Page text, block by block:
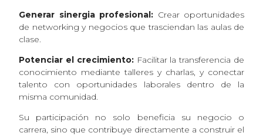
Generar sinergia profesional: Crear oportunidades
de networking y negocios que trasciendan las aulas de
clase.
Potenciar el crecimiento:Facilitar la transferencia de
conocimiento mediante talleres y charlas, y conectar
talento con oportunidades laborales dentro de la
misma comunidad.
Su participación no solo beneficia su negocio o
carrera, sino que contribuye directamente a construir el